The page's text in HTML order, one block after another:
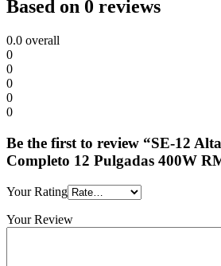
Based on 0 reviews
0.0 overall
0
0
0
0
0
Be the first to review “SE-12
Completo 12 Pulgadas 400W
Your Rating
Your Review